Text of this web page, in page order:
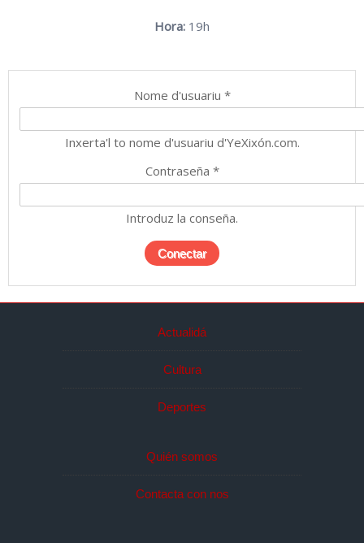
Hora: 19h
Nome d'usuariu *
Inxerta'l to nome d'usuariu d'YeXixón.com.
Contraseña *
Introduz la conseña.
Actualidá
Cultura
Deportes
Quién somos
Contacta con nos